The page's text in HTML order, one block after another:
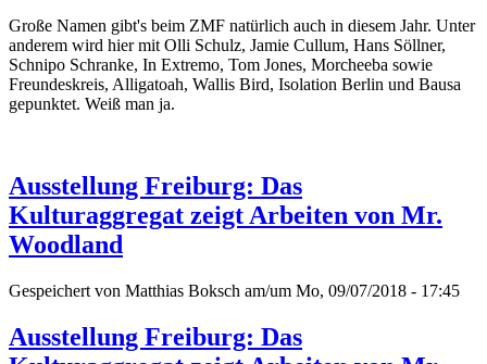
Große Namen gibt's beim ZMF natürlich auch in diesem Jahr. Unter
anderem wird hier mit Olli Schulz, Jamie Cullum, Hans Söllner,
Schnipo Schranke, In Extremo, Tom Jones, Morcheeba sowie
Freundeskreis, Alligatoah, Wallis Bird, Isolation Berlin und Bausa
gepunktet. Weiß man ja.
Ausstellung Freiburg: Das
Kulturaggregat zeigt Arbeiten von Mr.
Woodland
Gespeichert von Matthias Boksch am/um Mo, 09/07/2018 - 17:45
Ausstellung Freiburg: Das